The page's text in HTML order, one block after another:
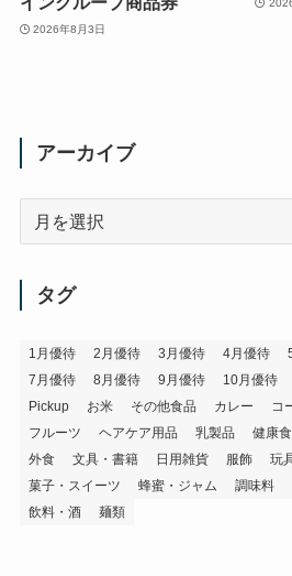
2026年8月3日
アーカイブ
タグ
1月優待 2月優待 3月優待 4月優待
7月優待
8月優待 9月優待 10月優待
Pickup
お米 その他食品 カレー コ
フルーツ
ヘアケア用品 乳製品 健康
外食
文具・書籍 日用雑貨 服飾 玩
菓子・スイーツ
蜂蜜・ジャム 調味料
飲料・酒
麺類